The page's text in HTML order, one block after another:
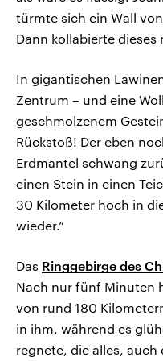
türmte sich ein Wall
Dann kollabierte dieses
In gigantischen
Zentrum – und eine
geschmolzenem
Rückstoß! Der eben
Erdmantel schwang
einen Stein in einen
30 Kilometer hoch in
wieder.“
Das Ringgebirge des
Nach nur fünf Minuten
von rund 180
in ihm, während es
regnete, die alles,